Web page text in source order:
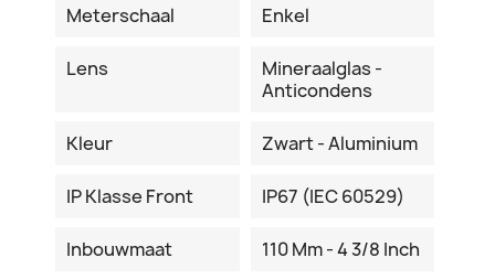
Meterschaal Enkel
Lens
Mineraalglas -
Anticondens
Kleur Zwart - Aluminium
IP Klasse Front IP67 (IEC 60529)
Inbouwmaat 110 Mm - 4 3/8 Inch